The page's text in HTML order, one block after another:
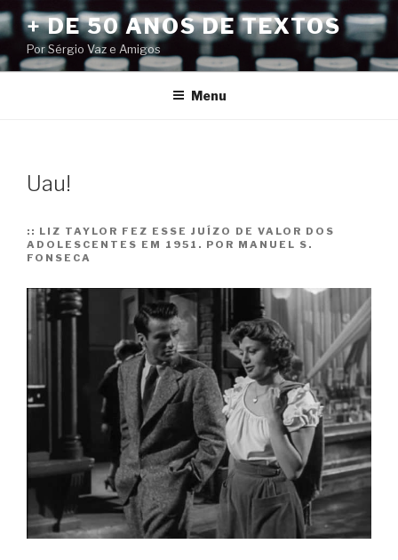
Pular
para
o
conteúdo
+ DE 50 ANOS DE TEXTOS
Por Sérgio Vaz e Amigos
Menu
Uau!
:: LIZ TAYLOR FEZ ESSE JUÍZO DE VALOR DOS
ADOLESCENTES EM 1951. POR MANUEL S.
FONSECA